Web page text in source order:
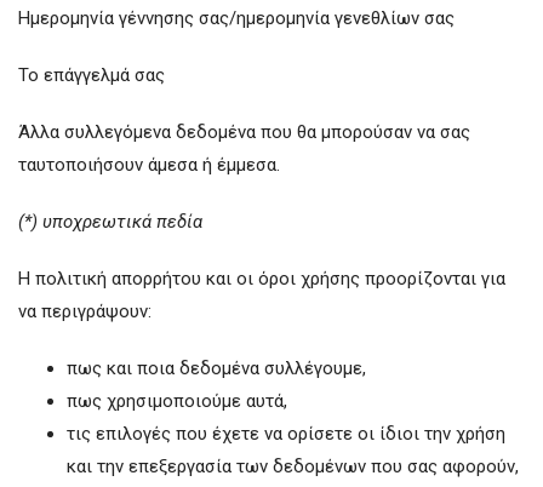
Ημερομηνία γέννησης σας/ημερομηνία γενεθλίων σας
Το επάγγελμά σας
Άλλα συλλεγόμενα δεδομένα που θα μπορούσαν να σας
ταυτοποιήσουν άμεσα ή έμμεσα.
(*) υποχρεωτικά πεδία
Η πολιτική απορρήτου και οι όροι χρήσης προορίζονται για
να περιγράψουν:
πως και ποια δεδομένα συλλέγουμε,
πως χρησιμοποιούμε αυτά,
τις επιλογές που έχετε να ορίσετε οι ίδιοι την χρήση
και την επεξεργασία των δεδομένων που σας αφορούν,